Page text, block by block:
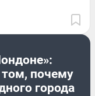
почему
города